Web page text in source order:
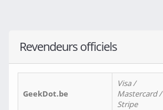
Revendeurs officiels
GeekDot.be
Visa /
Mastercard /
Stripe